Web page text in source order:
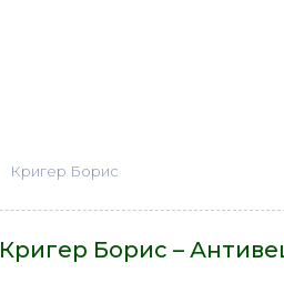
Кригер Борис
Кригер Борис –